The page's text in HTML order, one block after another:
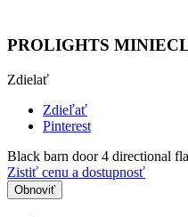
PROLIGHTS
Zdielať
Zdieľať
Pinterest
Black barn door 4 directional
Zistiť cenu a dostupnosť